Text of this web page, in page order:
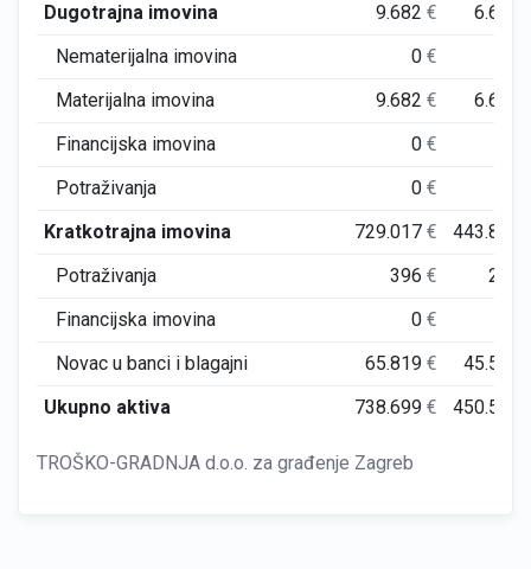
Dugotrajna imovina 9.682€ 6.622
Nematerijalna imovina
0€
Materijalna imovina
9.682€ 6.622
Financijska imovina
0€
Potraživanja
0€
Kratkotrajna imovina
729.017€ 443.877
Potraživanja
396€ 214
Financijska imovina
0€
Novac u banci i blagajni
65.819€ 45.578
Ukupno aktiva
738.699€ 450.500
TROŠKO-GRADNJA d.o.o. za građenje Zagreb